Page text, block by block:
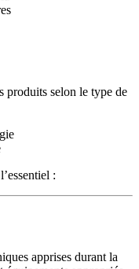
produits selon le type de
:
apprises durant la